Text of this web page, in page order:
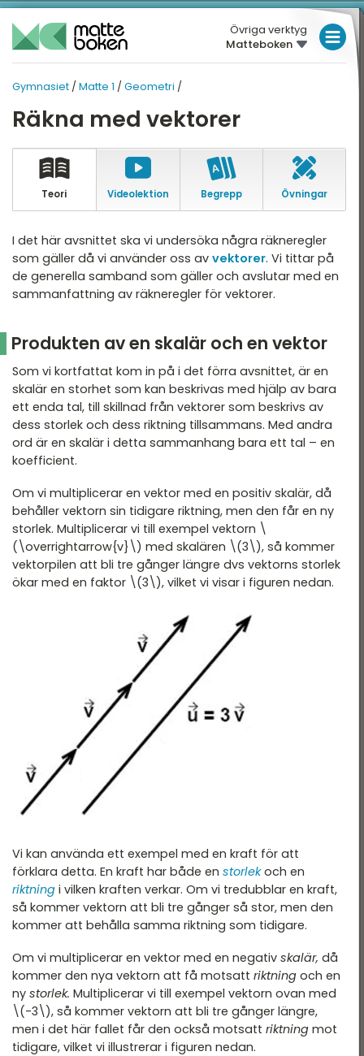
Övriga verktyg
Matteboken
Gymnasiet / Matte 1 / Geometri /
Räkna med vektorer
Teori Video­lektion Begrepp Övningar
I det här avsnittet ska vi undersöka några räkneregler
som gäller då vi använder oss av vektorer. Vi tittar på
de generella samband som gäller och avslutar med en
sammanfattning av räkneregler för vektorer.
Produkten av en skalär och en vektor
Som vi kortfattat kom in på i det förra avsnittet, är en
skalär en storhet som kan beskrivas med hjälp av bara
ett enda tal, till skillnad från vektorer som beskrivs av
dess storlek och dess riktning tillsammans. Med andra
ord är en skalär i detta sammanhang bara ett tal – en
koefficient.
Om vi multiplicerar en vektor med en positiv skalär, då
behåller vektorn sin tidigare riktning, men den får en ny
storlek. Multiplicerar vi till exempel vektorn \
(\overrightarrow{v}\) med skalären \(3\), så kommer
vektorpilen att bli tre gånger längre dvs vektorns storlek
ökar med en faktor \(3\), vilket vi visar i figuren nedan.
Vi kan använda ett exempel med en kraft för att
förklara detta. En kraft har både en storlekoch en
riktning i vilken kraften verkar. Om vi tredubblar en kraft,
så kommer vektorn att bli tre gånger så stor, men den
kommer att behålla samma riktning som tidigare.
Om vi multiplicerar en vektor med en negativ skalär, då
kommer den nya vektorn att få motsatt riktning och en
ny storlek. Multiplicerar vi till exempel vektorn ovan med
\(-3\), så kommer vektorn att bli tre gånger längre,
men i det här fallet får den också motsatt riktning mot
tidigare, vilket vi illustrerar i figuren nedan.
LÅGSTADIET
HÖGSTADIET
GYMNASIET
Översikt MATTE 1
Översikt
Aritmetik
Funktioner
Geometri
4
5
HÖGSKOLEPROV
MATTE PÅ LÄTT SV
KUL MED MATTE